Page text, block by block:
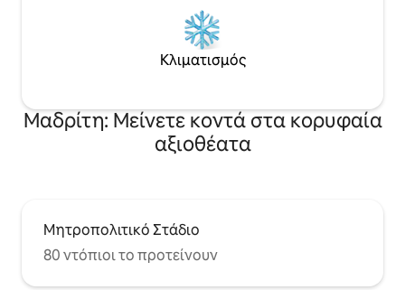
Κλιματισμός
Μαδρίτη: Μείνετε κοντά στα κορυφαία
αξιοθέατα
Μητροπολιτικό Στάδιο
80 ντόπιοι το προτείνουν